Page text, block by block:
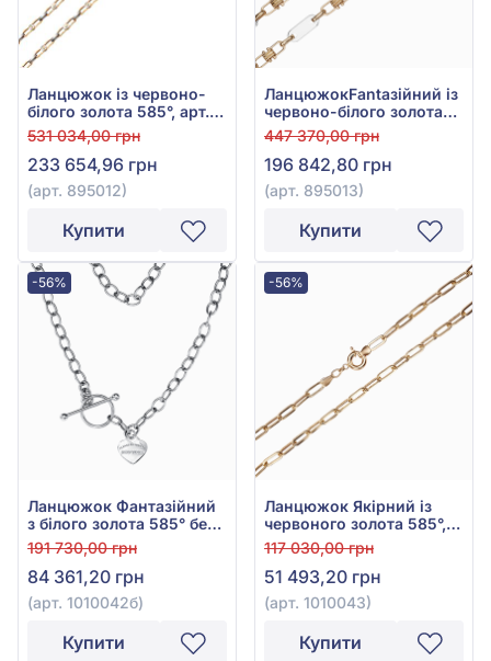
Ланцюжок із червоно-
білого золота 585°, арт.
895012
531 034,00 грн
233 654,96 грн
(арт. 895012)
Купити
ЛанцюжокFantазійний із
червоно-білого золота
585°, без вставки, арт.
895013
447 370,00 грн
196 842,80 грн
(арт. 895013)
Купити
-56%
Ланцюжок Фантазійний
з білого золота 585° без
вставки, арт. 1010042б
191 730,00 грн
84 361,20 грн
(арт. 1010042б)
Купити
-56%
Ланцюжок Якірний із
червоного золота 585°,
арт. 1010043
117 030,00 грн
51 493,20 грн
(арт. 1010043)
Купити